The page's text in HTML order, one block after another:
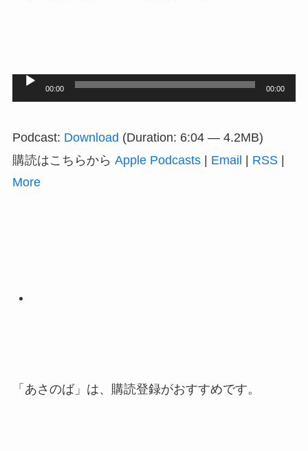
レ
00:00 00:00
Podcast: Download (Duration: 6:04 — 4.2MB)
購読はこちらから Apple Podcasts| Email | RSS|
More
「あさのば」は、購読登録がおすすめです。